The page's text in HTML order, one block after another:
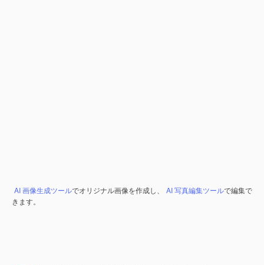
AI 画像生成ツールでオリジナル画像を作成し、 AI 写真編集ツールで編集で
きます。